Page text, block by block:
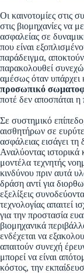
Οι καινοτομίες στις
στις βιομηχανίες να
ασφαλείας σε
που είναι
παράδειγμα,
παρακολουθεί
αμέσως όταν υπάρχει
προσωπικό
ποτέ δεν αποσπάται
Σε συστημικό
αισθητήρων σε
ασφάλειας εισάγει
Αναλύοντας ιστορικά
μοντέλα τεχνητής
κινδύνου πριν αυτά
δράση αντί για
εξελίξεις
τεχνολογίας απαιτεί
για την προστασία
βιομηχανικά
ενδέχεται να
απαιτούν συνεχή
μπορεί να είναι
κόστος, την